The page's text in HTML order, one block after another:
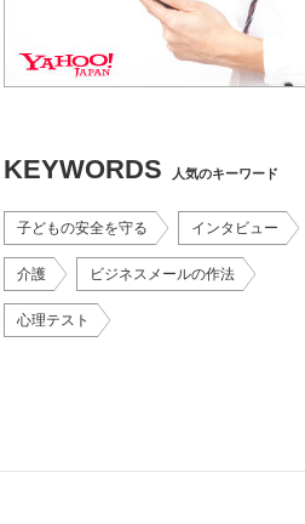
KEYWORDS 人気のキーワード
子どもの安全を守る インタビュー
介護 ビジネスメールの作法
心理テスト